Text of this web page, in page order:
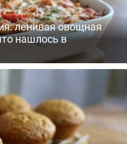
ленивая овощная
нашлось в